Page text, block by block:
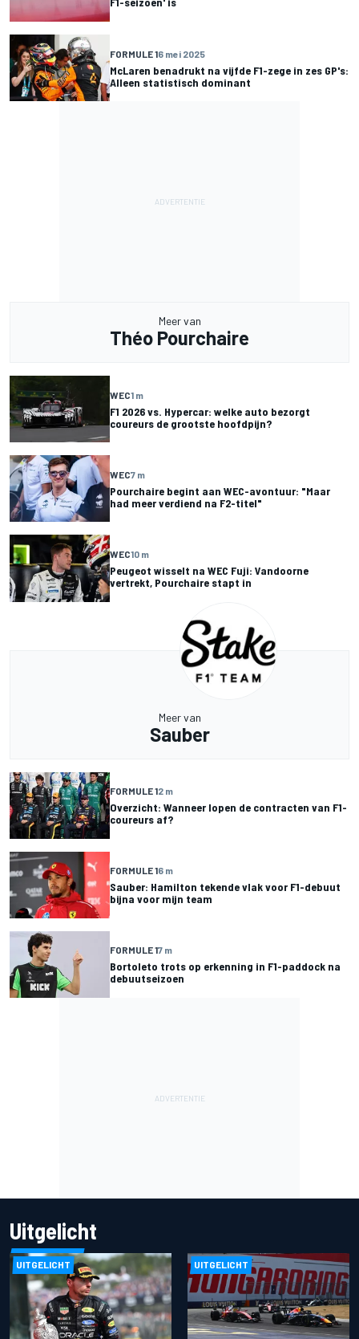
FORMULE 16 mei 2025
McLaren benadrukt na vijfde F1-zege in zes GP's:
Alleen statistisch dominant
Meer van
Théo Pourchaire
WEC1 m
F1 2026 vs. Hypercar: welke auto bezorgt
coureurs de grootste hoofdpijn?
WEC7 m
Pourchaire begint aan WEC-avontuur: "Maar
had meer verdiend na F2-titel"
WEC10 m
Peugeot wisselt na WEC Fuji: Vandoorne
vertrekt, Pourchaire stapt in
Meer van
Sauber
FORMULE 12 m
Overzicht: Wanneer lopen de contracten van F1-
coureurs af?
FORMULE 16 m
Sauber: Hamilton tekende vlak voor F1-debuut
bijna voor mijn team
FORMULE 17 m
Bortoleto trots op erkenning in F1-paddock na
debuutseizoen
Uitgelicht
UITGELICHT UITGELICHT